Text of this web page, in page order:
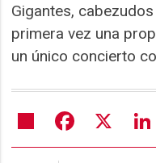
Gigantes,
primera vez una
un único concierto
Share Facebook